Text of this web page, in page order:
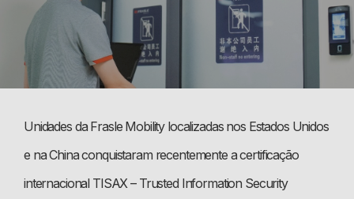
Unidades da Frasle Mobility localizadas nos Estados Unidos
e na China conquistaram recentemente a certificação
internacional TISAX – Trusted Information Security